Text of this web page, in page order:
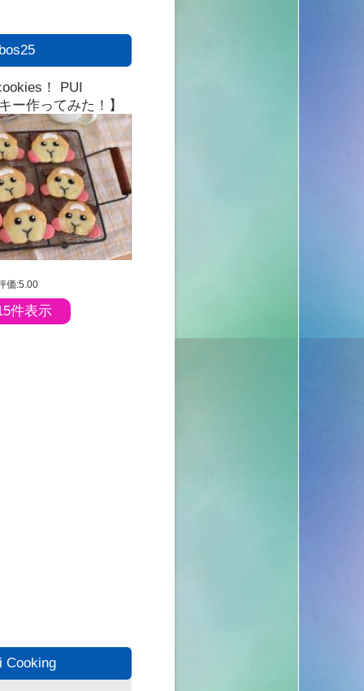
！ PUI
ー作ってみた！】
価:5.00
件表示
Cooking